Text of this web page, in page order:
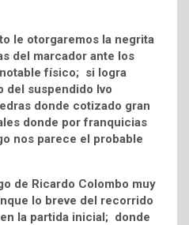
le otorgaremos la negrita
del marcador ante los
físico; si logra
del suspendido Ivo
donde cotizado gran
donde por franquicias
nos parece el probable
de Ricardo Colombo muy
lo breve del recorrido
la partida inicial; donde